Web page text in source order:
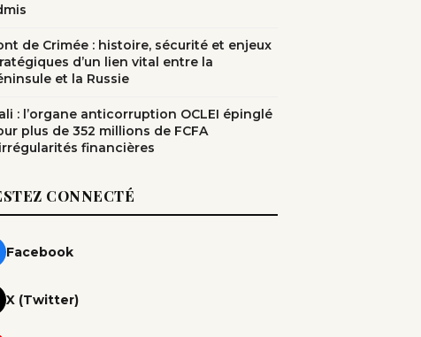
de Crimée : histoire, sécurité et enjeux
d’un lien vital entre la
et la Russie
: l’organe anticorruption OCLEI épinglé
plus de 352 millions de FCFA
financières
CONNECTÉ
Facebook
X (Twitter)